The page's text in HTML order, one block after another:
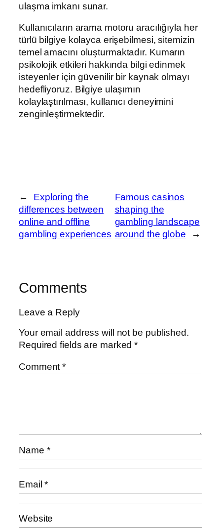
ulaşma imkanı sunar.
Kullanıcıların arama motoru aracılığıyla her
türlü bilgiye kolayca erişebilmesi, sitemizin
temel amacını oluşturmaktadır. Kumarın
psikolojik etkileri hakkında bilgi edinmek
isteyenler için güvenilir bir kaynak olmayı
hedefliyoruz. Bilgiye ulaşımın
kolaylaştırılması, kullanıcı deneyimini
zenginleştirmektedir.
←
Exploring the
differences between
online and offline
gambling experiences
Famous casinos
shaping the
gambling landscape
around the globe
→
Comments
Leave a Reply
Your email address will not be published.
Required fields are marked*
Comment*
Name *
Email*
Website